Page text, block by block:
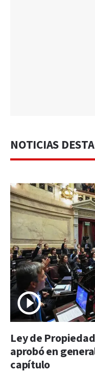
NOTICIAS
Ley de
aprobó en
capítulo